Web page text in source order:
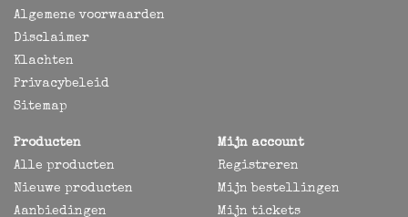
Algemene voorwaarden
Disclaimer
Klachten
Privacybeleid
Sitemap
Producten
Alle producten
Nieuwe producten
Aanbiedingen
Mijn account
Registreren
Mijn bestellingen
Mijn tickets